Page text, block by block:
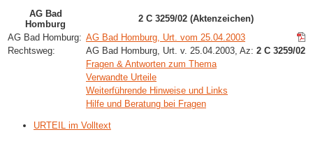
AG Bad
Homburg
2 C 3259/02 (Aktenzeichen)
AG Bad Homburg: AG Bad Homburg, Urt. vom 25.04.2003
Rechtsweg:
AG Bad Homburg, Urt. v. 25.04.2003, Az: 2 C 3259/02
Fragen & Antworten zum Thema
Verwandte Urteile
Weiterführende Hinweise und Links
Hilfe und Beratung bei Fragen
URTEIL im Volltext